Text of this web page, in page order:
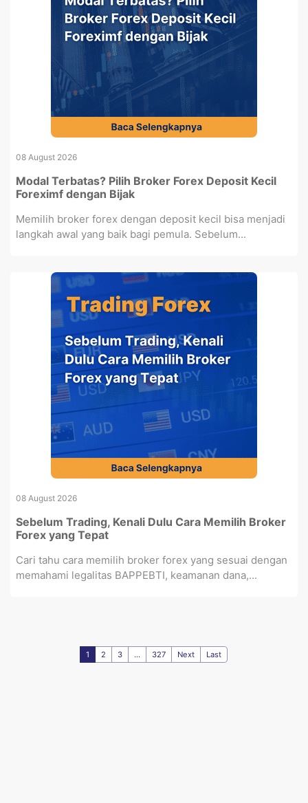
08 August 2026
Modal Terbatas? Pilih Broker Forex Deposit Kecil
Foreximf dengan Bijak
Memilih broker forex dengan deposit kecil bisa menjadi
langkah awal yang baik bagi pemula. Sebelum...
08 August 2026
Sebelum Trading, Kenali Dulu Cara Memilih Broker
Forex yang Tepat
Cari tahu cara memilih broker forex yang sesuai dengan
memahami legalitas BAPPEBTI, keamanan dana,...
1 2 3 ... 327 Next Last